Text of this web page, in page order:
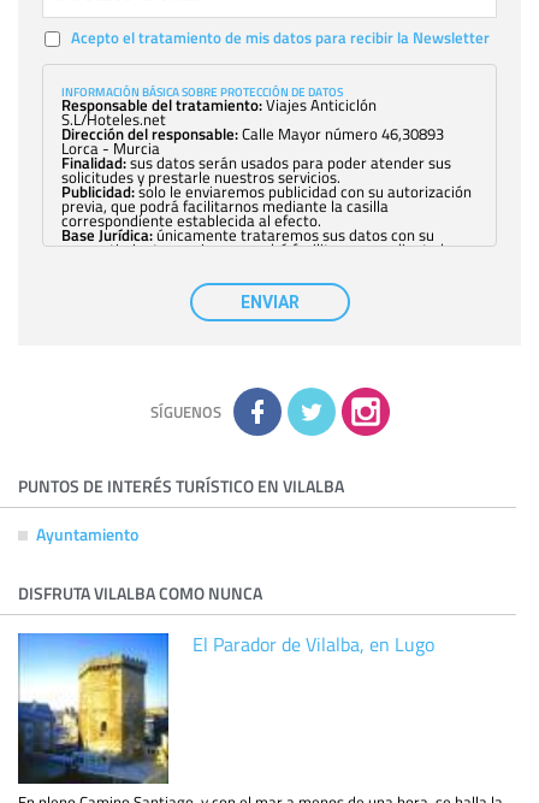
Acepto el tratamiento de mis datos para recibir la Newsletter
INFORMACIÓN BÁSICA SOBRE PROTECCIÓN DE DATOS
Responsable del tratamiento:Viajes Anticiclón
S.L/Hoteles.net
Dirección del responsable:Calle Mayor número 46,30893
Lorca - Murcia
Finalidad:sus datos serán usados para poder atender sus
solicitudes y prestarle nuestros servicios.
Publicidad:solo le enviaremos publicidad con su autorización
previa, que podrá facilitarnos mediante la casilla
correspondiente establecida al efecto.
Base Jurídica:únicamente trataremos sus datos con su
consentimiento previo, que podrá facilitarnos mediante la
con carácter general, sólo el personal de
nuestra entidad que esté debidamente autorizado podrá
tener conocimiento de la información que le pedimos. No se
comunicarán datos a terceros.
adicional y detallada sobre cómo tratamos sus datos en la
política de privacidad
ENVIAR
SÍGUENOS
PUNTOS DE INTERÉS TURÍSTICO EN VILALBA
Ayuntamiento
DISFRUTA VILALBA COMO NUNCA
El Parador de Vilalba, en Lugo